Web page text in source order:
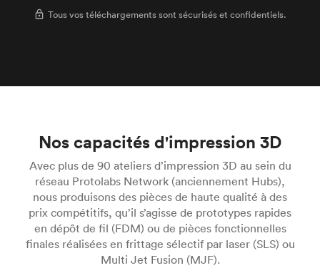
Tous vos téléchargements sont sécurisés et confidentiels.
Nos capacités d'impression 3D
Avec plus de 90 ateliers d’impression 3D au sein du
réseau Protolabs Network (anciennement Hubs),
nous produisons des pièces de haute qualité à des
prix compétitifs, qu’il s’agisse de prototypes rapides
en dépôt de fil (FDM) ou de pièces fonctionnelles
finales réalisées en frittage sélectif par laser (SLS) ou
Multi Jet Fusion (MJF).